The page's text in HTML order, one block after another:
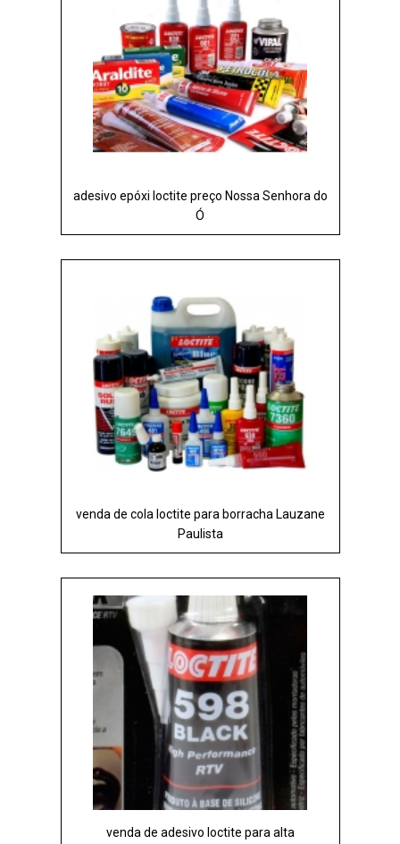
adesivo epóxi loctite preço Nossa Senhora do
Ó
venda de cola loctite para borracha Lauzane
Paulista
venda de adesivo loctite para alta